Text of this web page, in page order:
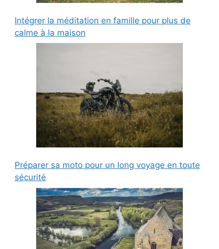
Intégrer la méditation en famille pour plus de
calme à la maison
Préparer sa moto pour un long voyage en toute
sécurité